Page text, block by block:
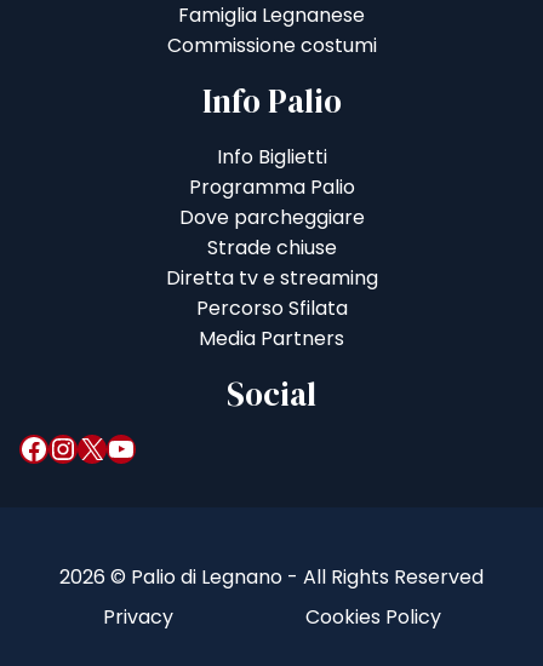
Famiglia Legnanese
Commissione costumi
Info Palio
Info Biglietti
Programma Palio
Dove parcheggiare
Strade chiuse
Diretta tv e streaming
Percorso Sfilata
Media Partners
Social
Facebook InstagramX YouTube
2026 © Palio di Legnano - All Rights Reserved
Privacy
Cookies Policy